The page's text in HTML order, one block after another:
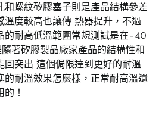
和螺紋矽膠塞子則是產品結構參差
溫度較高也讓傳 熱器提升，不過
的耐高低溫範圍常規測試是在-40
著矽膠製品廠家產品的結構性和
回突出 這個侷限達到更好的耐溫
的耐溫效果怎麼樣，正常耐高溫還
！